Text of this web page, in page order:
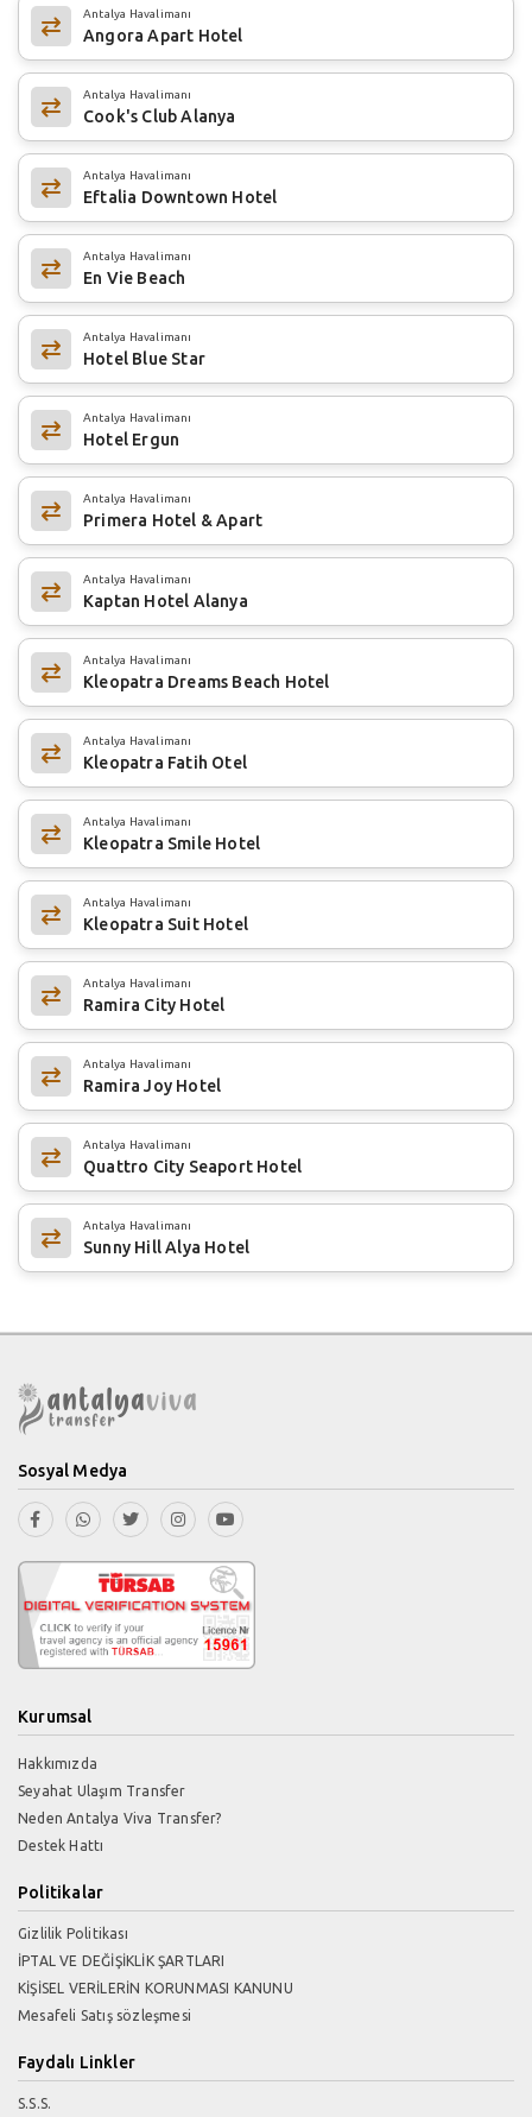
Antalya Havalimanı
Angora Apart Hotel
Antalya Havalimanı
Cook's Club Alanya
Antalya Havalimanı
Eftalia Downtown Hotel
Antalya Havalimanı
En Vie Beach
Antalya Havalimanı
Hotel Blue Star
Antalya Havalimanı
Hotel Ergun
Antalya Havalimanı
Primera Hotel & Apart
Antalya Havalimanı
Kaptan Hotel Alanya
Antalya Havalimanı
Kleopatra Dreams Beach Hotel
Antalya Havalimanı
Kleopatra Fatih Otel
Antalya Havalimanı
Kleopatra Smile Hotel
Antalya Havalimanı
Kleopatra Suit Hotel
Antalya Havalimanı
Ramira City Hotel
Antalya Havalimanı
Ramira Joy Hotel
Antalya Havalimanı
Quattro City Seaport Hotel
Antalya Havalimanı
Sunny Hill Alya Hotel
Sosyal Medya
Kurumsal
Hakkımızda
Seyahat Ulaşım Transfer
Neden Antalya Viva Transfer?
Destek Hattı
Politikalar
Gizlilik Politikası
İPTAL VE DEĞİŞİKLİK ŞARTLARI
KİŞİSEL VERİLERİN KORUNMASI KANUNU
Mesafeli Satış sözleşmesi
Faydalı Linkler
S.S.S.